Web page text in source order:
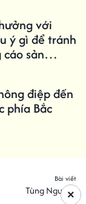
với
ý gì để tránh
sản
điệp đến
phía Bắc
Bài viết
Tùng Nguyễn
×